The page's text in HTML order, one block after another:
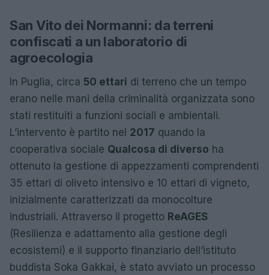
San Vito dei Normanni: da terreni
confiscati a un laboratorio di
agroecologia
In Puglia, circa 50 ettari di terreno che un tempo
erano nelle mani della criminalità organizzata sono
stati restituiti a funzioni sociali e ambientali.
L’intervento è partito nel 2017 quando la
cooperativa sociale Qualcosa di diverso ha
ottenuto la gestione di appezzamenti comprendenti
35 ettari di oliveto intensivo e 10 ettari di vigneto,
inizialmente caratterizzati da monocolture
industriali. Attraverso il progetto ReAGES
(Resilienza e adattamento alla gestione degli
ecosistemi) e il supporto finanziario dell’istituto
buddista Soka Gakkai, è stato avviato un processo